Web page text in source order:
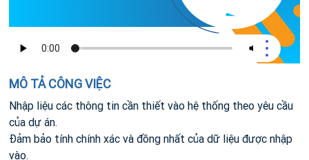
MÔ TẢ CÔNG VIỆC
Nhập liệu các thông tin cần thiết vào hệ thống theo yêu cầu
của dự án.
Đảm bảo tính chính xác và đồng nhất của dữ liệu được nhập
vào.